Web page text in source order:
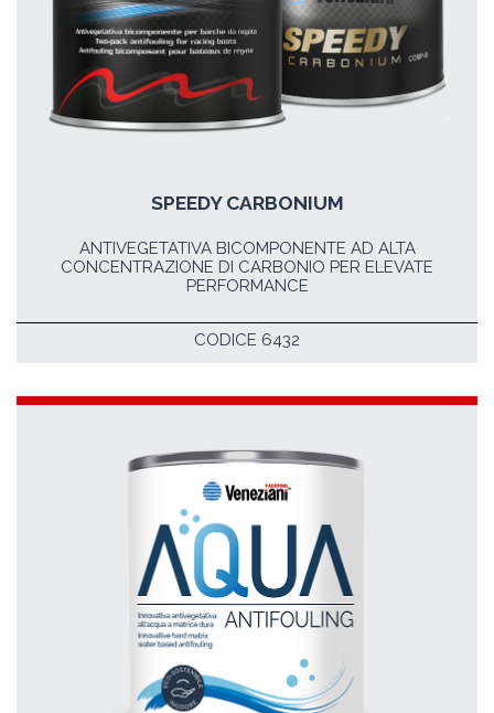
SPEEDY CARBONIUM
ANTIVEGETATIVA BICOMPONENTE AD ALTA
CONCENTRAZIONE DI CARBONIO PER ELEVATE
PERFORMANCE
CODICE 6432